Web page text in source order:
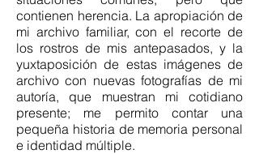
contienen herencia. La apropiación de
mi archivo familiar, con el recorte de
los rostros de mis antepasados, y la
yuxtaposición de estas imágenes de
archivo con nuevas fotografías de mi
autoría, que muestran mi cotidiano
presente; me permito contar una
pequeña historia de memoria personal
e identidad múltiple.